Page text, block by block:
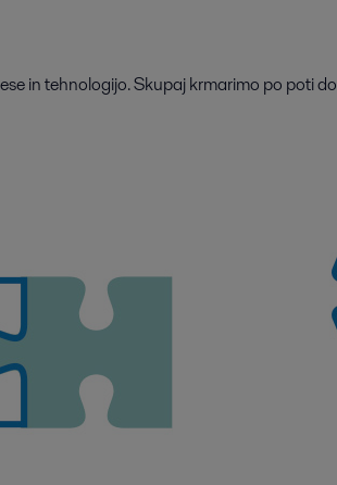
in tehnologijo. Skupaj krmarimo po poti do